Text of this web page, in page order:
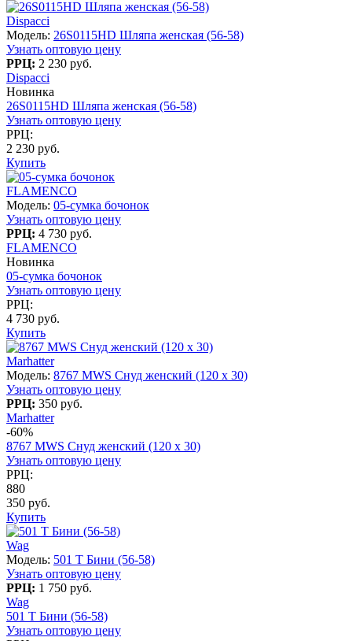
Dispacci
Модель: 26S0115HD Шляпа женская (56-58)
Узнать оптовую цену
РРЦ: 2 230 руб.
Dispacci
Новинка
26S0115HD Шляпа женская (56-58)
Узнать оптовую цену
РРЦ:
2 230 руб.
Купить
FLAMENCO
Модель: 05-сумка бочонок
Узнать оптовую цену
РРЦ: 4 730 руб.
FLAMENCO
Новинка
05-сумка бочонок
Узнать оптовую цену
РРЦ:
4 730 руб.
Купить
Marhatter
Модель: 8767 MWS Снуд женский (120 х 30)
Узнать оптовую цену
РРЦ: 350 руб.
Marhatter
-60%
8767 MWS Снуд женский (120 х 30)
Узнать оптовую цену
РРЦ:
880
350 руб.
Купить
Wag
Модель: 501 T Бини (56-58)
Узнать оптовую цену
РРЦ: 1 750 руб.
Wag
501 T Бини (56-58)
Узнать оптовую цену